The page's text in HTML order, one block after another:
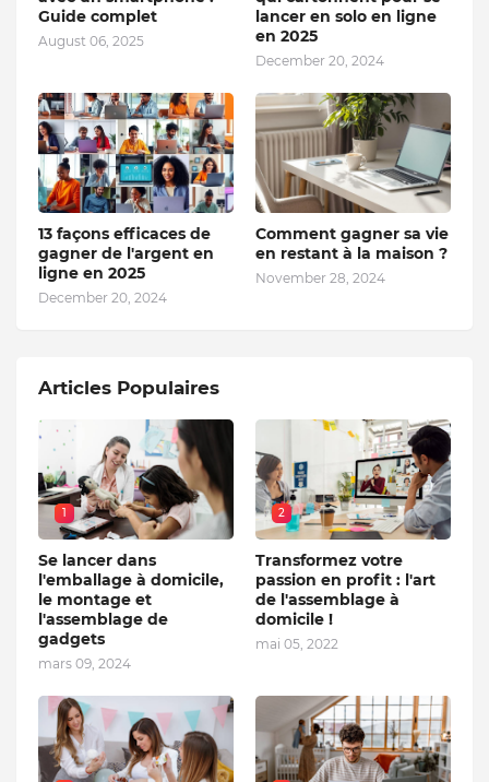
Guide complet
August 06, 2025
lancer en solo en ligne
en 2025
December 20, 2024
13 façons efficaces de
gagner de l'argent en
ligne en 2025
December 20, 2024
Comment gagner sa vie
en restant à la maison ?
November 28, 2024
Articles Populaires
1
Se lancer dans
l'emballage à domicile,
le montage et
l'assemblage de
gadgets
mars 09, 2024
2
Transformez votre
passion en profit : l'art
de l'assemblage à
domicile !
mai 05, 2022